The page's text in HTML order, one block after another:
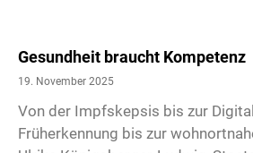
Gesundheit braucht Kompetenz
19. November 2025
Von der Impfskepsis bis zur
Früherkennung bis zur